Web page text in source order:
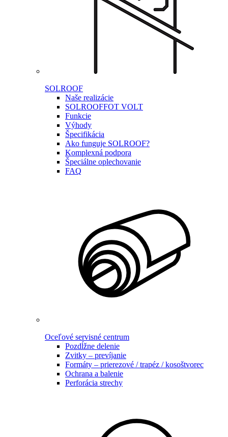
SOLROOF
Naše realizácie
SOLROOFFOT VOLT
Funkcie
Výhody
Špecifikácia
Ako funguje SOLROOF?
Komplexná podpora
Špeciálne oplechovanie
FAQ
Oceľové servisné centrum
Pozdĺžne delenie
Zvitky – prevíjanie
Formáty – prierezové / trapéz / kosoštvorec
Ochrana a balenie
Perforácia strechy